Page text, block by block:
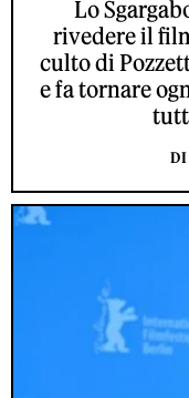
Lo
rivedere il
culto di
e fa tornare
DI